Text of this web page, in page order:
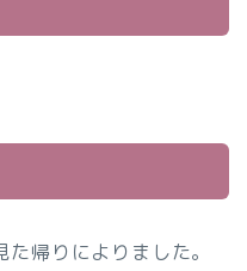
帰りによりました。